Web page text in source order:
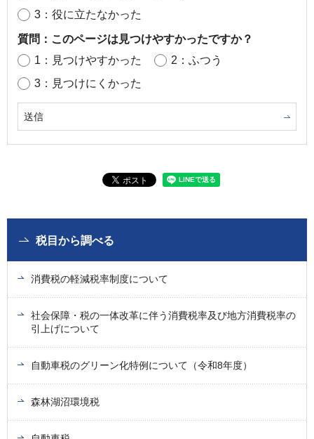
3：役に立たなかった
質問：このページは見つけやすかったですか？
1：見つけやすかった
2：ふつう
3：見つけにくかった
税目から調べる
消費税の軽減税率制度について
社会保障・税の一体改革に伴う消費税率及び地方消費税率の
引上げについて
自動車税のグリーン化特例について（令和8年度）
森林湖沼環境税